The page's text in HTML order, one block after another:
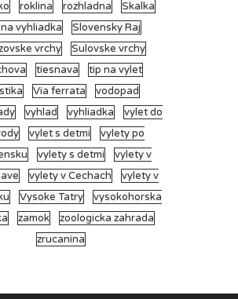
roklina rozhladna
Skalka
vyhliadka
Slovensky Raj
vrchy
Sulovske vrchy
tiesnava
tip na vylet
Via ferrata
vodopad
vyhlad vyhliadka
vylet do
vylet s detmi
vylety po
vylety s detmi
vylety v
vylety v Cechach
vylety v
Vysoke Tatry
vysokohorska
zamok
zoologicka zahrada
zrucanina